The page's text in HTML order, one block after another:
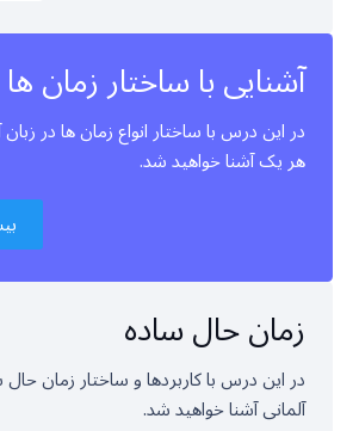
آشنایی با ساختار زمان ها
در این درس با ساختار انواع زمان ها در زبان
هر یک آشنا خواهید شد.
زمان حال ساده
در این درس با کاربردها و ساختار زمان
آلمانی آشنا خواهید شد.